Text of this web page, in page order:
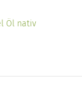
Öl nativ